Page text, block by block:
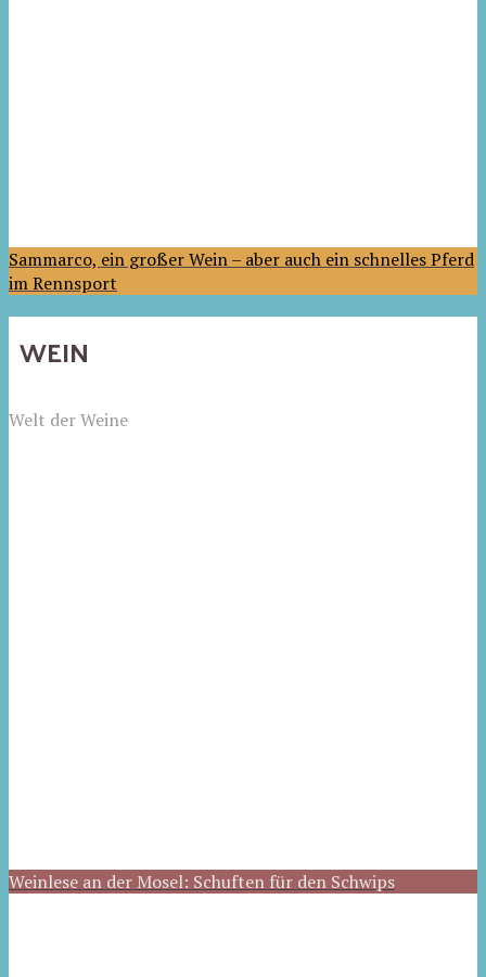
Sammarco, ein großer Wein – aber auch ein schnelles Pferd
im Rennsport
WEIN
Welt der Weine
Weinlese an der Mosel: Schuften für den Schwips